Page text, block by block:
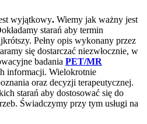
wyjątkowy. Wiemy jak ważny jest
starań aby termin
Pełny opis wykonany przez
się dostarczać niezwłocznie, w
badania PET/MR
informacji. Wielokrotnie
oraz decyzji terapeutycznej.
starań aby dostosować się do
Świadczymy przy tym usługi na